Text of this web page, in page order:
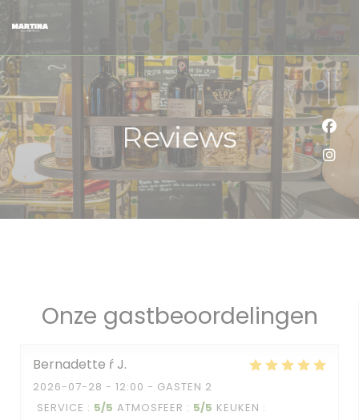
Reviews
Onze gastbeoordelingen
Bernadette ŕJ
2026-07-28 - 12:00 - GASTEN 2
SERVICE : 5/5 ATMOSFEER : 5/5 KEUKEN :